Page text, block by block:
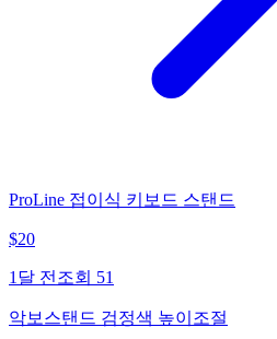
ProLine 접이식 키보드 스탠드
$20
1달 전 조회 51
악보스탠드 검정색 높이조절